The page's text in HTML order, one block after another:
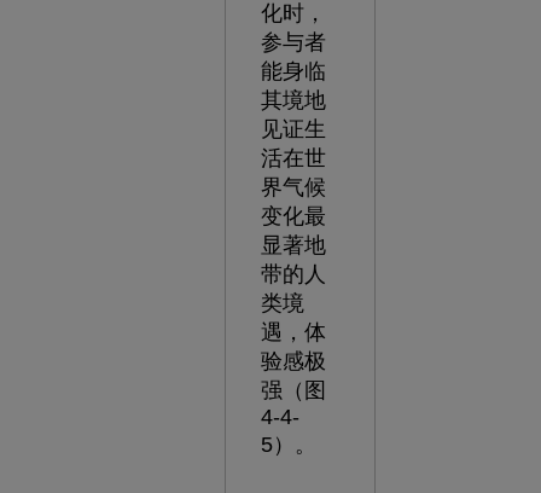
化时，
参与者
能身临
其境地
见证生
活在世
界气候
变化最
显著地
带的人
类境
遇，体
验感极
强（图
4-4-
5）。